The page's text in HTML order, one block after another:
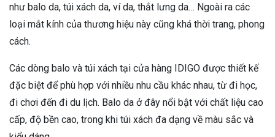
như balo da, túi xách da, ví da, thắt lưng da… Ngoài ra các
loại mắt kính của thương hiệu này cũng khá thời trang, phong
cách.
Các dòng balo và túi xách tại cửa hàng IDIGO được thiết kế
đặc biệt để phù hợp với nhiều nhu cầu khác nhau, từ đi học,
đi chơi đến đi du lịch. Balo da ở đây nổi bật với chất liệu cao
cấp, độ bền cao, trong khi túi xách đa dạng về màu sắc và